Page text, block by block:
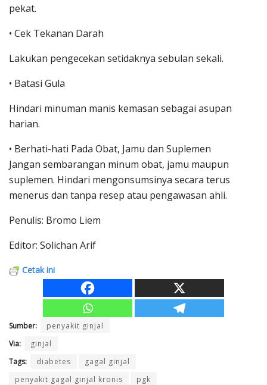
pekat.
• Cek Tekanan Darah
Lakukan pengecekan setidaknya sebulan sekali.
• Batasi Gula
Hindari minuman manis kemasan sebagai asupan
harian.
• Berhati-hati Pada Obat, Jamu dan Suplemen
Jangan sembarangan minum obat, jamu maupun
suplemen. Hindari mengonsumsinya secara terus
menerus dan tanpa resep atau pengawasan ahli.
Penulis: Bromo Liem
Editor: Solichan Arif
Cetak ini
Sumber:
penyakit ginjal
Via:
ginjal
Tags:
diabetes
gagal ginjal
penyakit gagal ginjal kronis
pgk